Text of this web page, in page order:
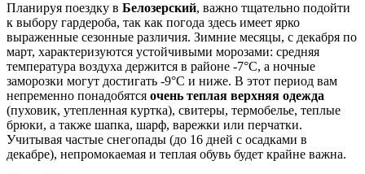
Планируя поездку в Белозерский, важно тщательно подойти
к выбору гардероба, так как погода здесь имеет ярко
выраженные сезонные различия. Зимние месяцы, с декабря по
март, характеризуются устойчивыми морозами: средняя
температура воздуха держится в районе -7°C, а ночные
заморозки могут достигать -9°C и ниже. В этот период вам
непременно понадобятся очень теплая верхняя одежда
(пуховик, утепленная куртка), свитеры, термобелье, теплые
брюки, а также шапка, шарф, варежки или перчатки.
Учитывая частые снегопады (до 16 дней с осадками в
декабре), непромокаемая и теплая обувь будет крайне важна.